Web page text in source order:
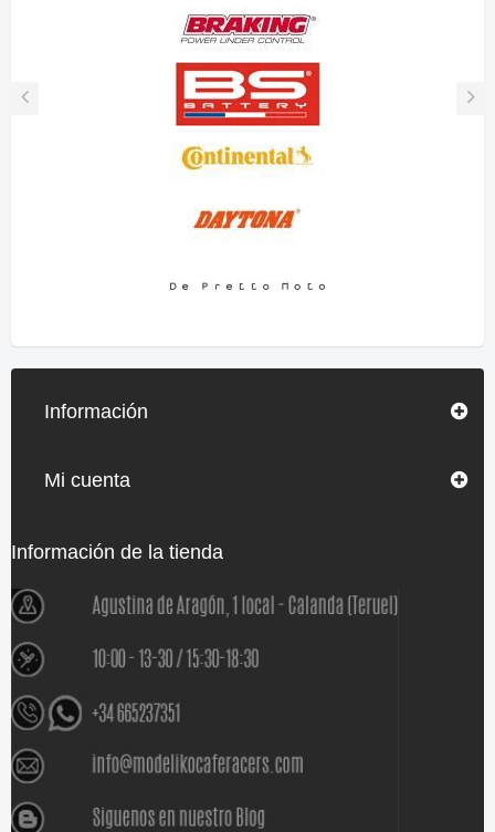
Información
Mi cuenta
Información de la tienda